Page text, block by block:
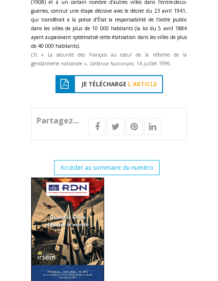
(1908) et à un certain nombre d’autres villes dans l’entre-deux-
guerres, connut une étape décisive avec le décret du 23 avril 1941,
qui transférait à la police d’État la responsabilité de l’ordre public
dans les villes de plus de 10 000 habitants (la loi du 5 avril 1884
ayant auparavant systématisé cette étatisation dans les villes de plus
de 40 000 habitants).
(3)
« La sécurité des Français au cœur de la réforme de la
gendarmerie nationale », Défense Nationale, 14 juillet 1996.
JE TÉLÉCHARGE L'ARTICLE
Partagez...
Accéder au sommaire du numéro